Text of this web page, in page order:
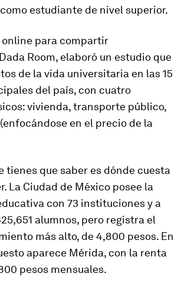
estudiante de nivel superior.
para compartir
Room, elaboró un estudio que
de la vida universitaria en las 15
del país, con cuatro
vivienda, transporte público,
en el precio de la
tienes que saber es dónde cuesta
La Ciudad de México posee la
con 73 instituciones y a
alumnos, pero registra el
más alto, de 4,800 pesos. En
aparece Mérida, con la renta
pesos mensuales.